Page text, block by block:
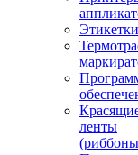
Этикетки
ленты